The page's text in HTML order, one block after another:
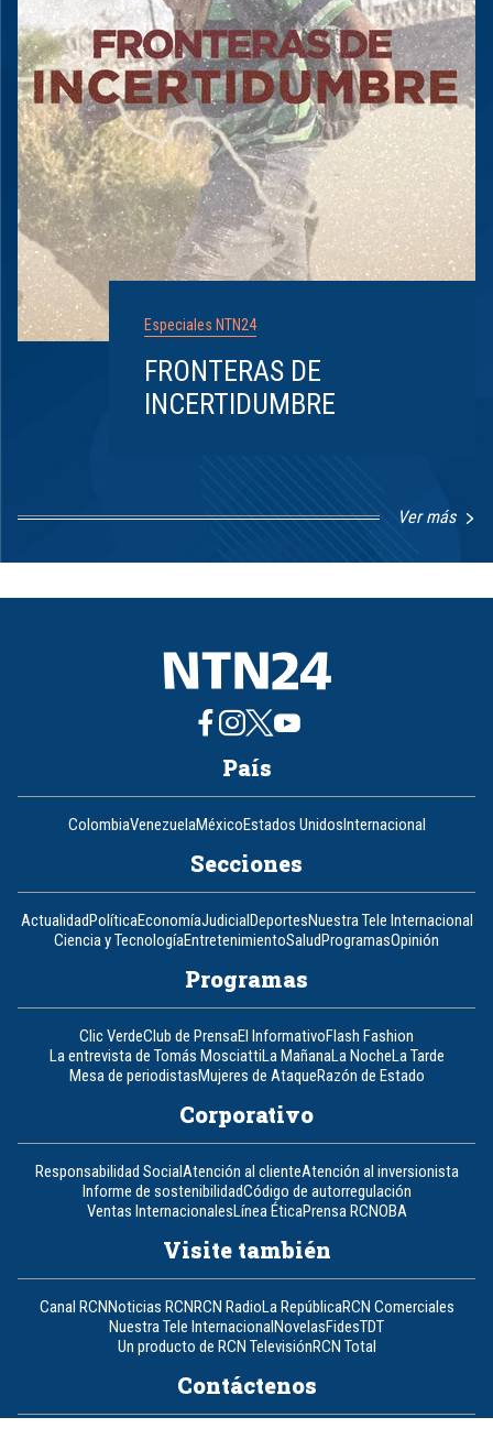
Especiales NTN24
FRONTERAS DE
INCERTIDUMBRE
Ver más
1
8
País
ColombiaVenezuelaMéxicoEstados UnidosInternacional
Secciones
ActualidadPolíticaEconomíaJudicialDeportesNuestra Tele Internacional
Ciencia y TecnologíaEntretenimientoSaludProgramasOpinión
Programas
Clic VerdeClub de PrensaEl InformativoFlash Fashion
La entrevista de Tomás MosciattiLa MañanaLa NocheLa Tarde
Mesa de periodistasMujeres de AtaqueRazón de Estado
Corporativo
Responsabilidad SocialAtención al clienteAtención al inversionista
Informe de sostenibilidadCódigo de autorregulación
Ventas InternacionalesLínea ÉticaPrensa RCNOBA
Visite también
Canal RCNNoticias RCNRCN RadioLa RepúblicaRCN Comerciales
Nuestra Tele InternacionalNovelasFidesTDT
Un producto de RCN TelevisiónRCN Total
Contáctenos